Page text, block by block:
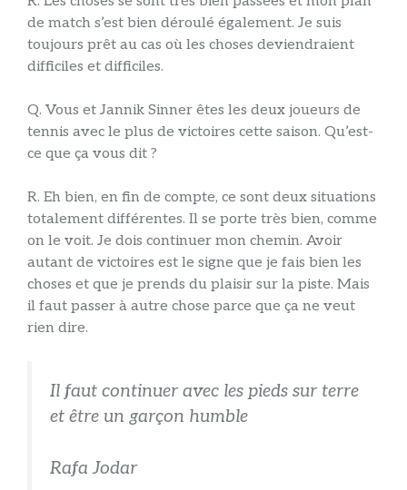
de match s’est bien déroulé également. Je suis
toujours prêt au cas où les choses deviendraient
difficiles et difficiles.
Q. Vous et Jannik Sinner êtes les deux joueurs de
tennis avec le plus de victoires cette saison. Qu’est-
ce que ça vous dit ?
R. Eh bien, en fin de compte, ce sont deux situations
totalement différentes. Il se porte très bien, comme
on le voit. Je dois continuer mon chemin. Avoir
autant de victoires est le signe que je fais bien les
choses et que je prends du plaisir sur la piste. Mais
il faut passer à autre chose parce que ça ne veut
rien dire.
Il faut continuer avec les pieds sur terre
et être un garçon humble
Rafa Jodar